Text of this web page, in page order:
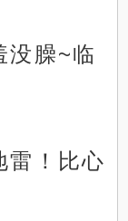
没臊~临
雷！比心